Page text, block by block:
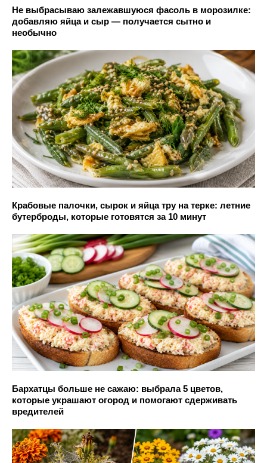
Не выбрасываю залежавшуюся фасоль в морозилке:
добавляю яйца и сыр — получается сытно и
необычно
Крабовые палочки, сырок и яйца тру на терке: летние
бутерброды, которые готовятся за 10 минут
Бархатцы больше не сажаю: выбрала 5 цветов,
которые украшают огород и помогают сдерживать
вредителей